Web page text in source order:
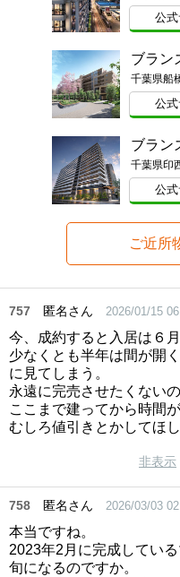
公式
ブラン
千葉県船
公式
千葉県印
公式
ご近所
757 匿名さん 2026/01/15
今、成約すると入居は６
少なくとも半年は間が開
に見てしまう。
永遠に完売させたくない
ここまで建ってから時間
むしろ値引きとかしてほし
非表示
758 匿名さん 2026/03/03
本当ですね。
2023年2月に完成してい
旬になるのですか。